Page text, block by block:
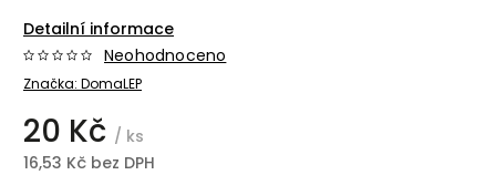
Detailní informace
Značka: DomaLEP
Neohodnoceno
20 Kč / ks
16,53 Kč bez DPH